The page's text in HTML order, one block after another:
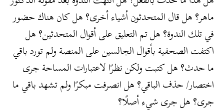
ماهر؟ هل قال المتحدثون أشياء أخرى؟ هل كان هناك حضور
في تلك الندوة؟ هل تم التعليق على أقوال المتحدثين؟ هل
اكتفت الصحفية بأقوال الجالسين على المنصة ولم تورد باقي
ما حدث؟ هل كتبت ولكن نظرًا لاعتبارات المساحة جرى
اختصار/ حذف الباقي؟ هل انصرفت مبكرًا ولم تشهد باقي ما
جرى؟ هل جرى شيء أصلًا؟